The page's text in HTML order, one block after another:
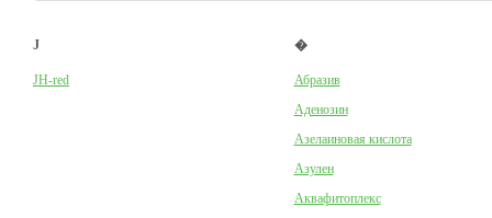
J
JH-red
�
Абразив
Аденозин
Азелаиновая кислота
Азулен
Аквафитоплекс